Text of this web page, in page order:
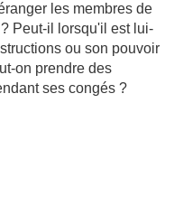
les membres de
Peut-il lorsqu'il est lui-
ou son pouvoir
on prendre des
ses congés ?